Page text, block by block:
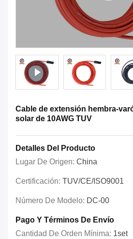
Cable de extensión hembra-
solar de 10AWG TUV
Detalles Del Producto
Lugar De Origen: China
Certificación: TUV/CE/ISO9001
Número De Modelo: DC-00
Pago Y Términos De Envío
Cantidad De Orden Mínima: 1set